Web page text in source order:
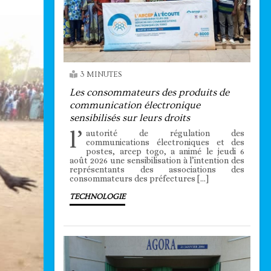
3 MINUTES
Les consommateurs des produits de
communication électronique
sensibilisés sur leurs droits
l’ autorité de régulation des
communications électroniques et des
postes, arcep togo, a animé le jeudi 6
août 2026 une sensibilisation à l’intention des
représentants des associations des
consommateurs des préfectures […]
TECHNOLOGIE